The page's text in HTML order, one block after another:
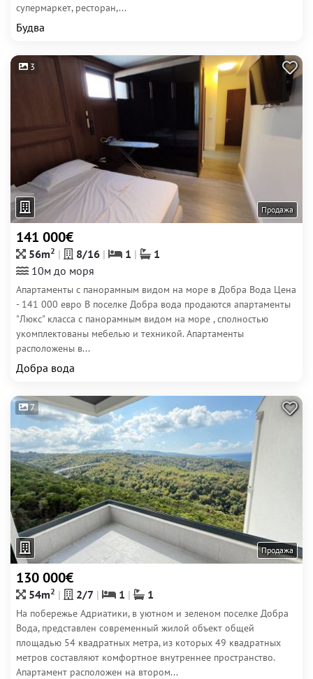
супермаркет, ресторан,...
Будва
3
Продажа
141 000€
56m2 8/16 1
1
10м до моря
Апартаменты с панорамным видом на море в Добра Вода Цена
- 141 000 евро В поселке Добра вода продаются апартаменты
"Люкс" класса с панорамным видом на море , сполностью
укомплектованы мебелью и техникой. Апартаменты
расположены в...
Добра вода
7
Продажа
130 000€
54m2 2/7 1 1
На побережье Адриатики, в уютном и зеленом поселке Добра
Вода, представлен современный жилой объект общей
площадью 54 квадратных метра, из которых 49 квадратных
метров составляют комфортное внутреннее пространство.
Апартамент расположен на втором...